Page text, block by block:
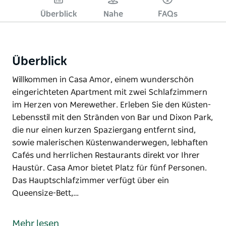
Überblick Nahe FAQs
Überblick
Willkommen in Casa Amor, einem wunderschön
eingerichteten Apartment mit zwei Schlafzimmern
im Herzen von Merewether. Erleben Sie den Küsten-
Lebensstil mit den Stränden von Bar und Dixon Park,
die nur einen kurzen Spaziergang entfernt sind,
sowie malerischen Küstenwanderwegen, lebhaften
Cafés und herrlichen Restaurants direkt vor Ihrer
Haustür. Casa Amor bietet Platz für fünf Personen.
Das Hauptschlafzimmer verfügt über ein
Queensize-Bett,…
eingerichteten Apartment mit zwei Schlafzimmern
Mehr lesen